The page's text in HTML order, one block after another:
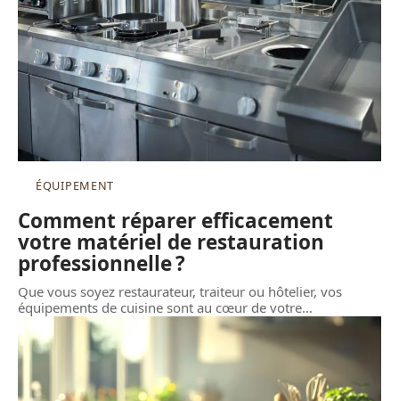
ÉQUIPEMENT
Comment réparer efficacement
votre matériel de restauration
professionnelle ?
Que vous soyez restaurateur, traiteur ou hôtelier, vos
équipements de cuisine sont au cœur de votre…